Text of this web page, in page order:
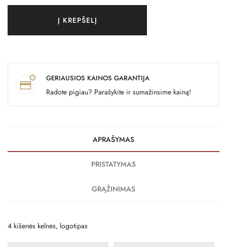
Į KREPŠELĮ
GERIAUSIOS KAINOS GARANTIJA
Radote pigiau? Parašykite ir sumažinsime kainą!
APRAŠYMAS
PRISTATYMAS
GRĄŽINIMAS
4 kišenės kelnės, logotipas